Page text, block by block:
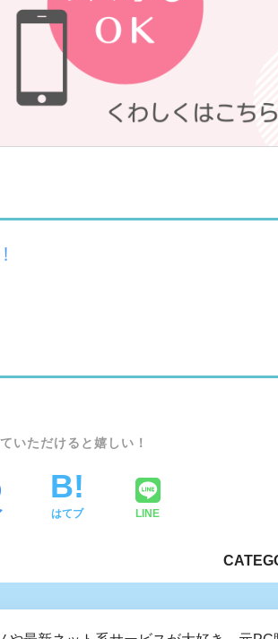
はてブ LINE